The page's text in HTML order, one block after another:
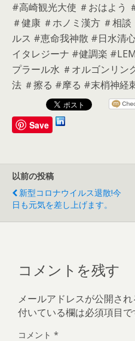
#高崎観光大使 ＃おはよう
＃健康 ＃ホノミ漢方 ＃相
ルス #恵命我神散 #日水清
イタレジーナ #健調楽
プラール水 ＃オルゴンリン
法 ＃擦る #摩る #末梢神経
Save
以前の投稿
新型コロナウイルス退散!今
日も元気を差し上げます。
コメントを残す
メールアドレスが公開され
付いている欄は必須項目で
コメント *